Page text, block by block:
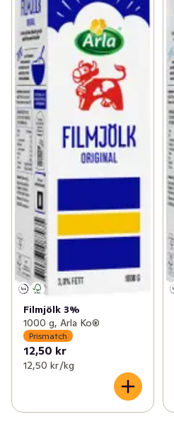
Filmjölk 3%
1000 g, Arla Ko®
Prismatch
12,50 kr
12,50 kr /kg